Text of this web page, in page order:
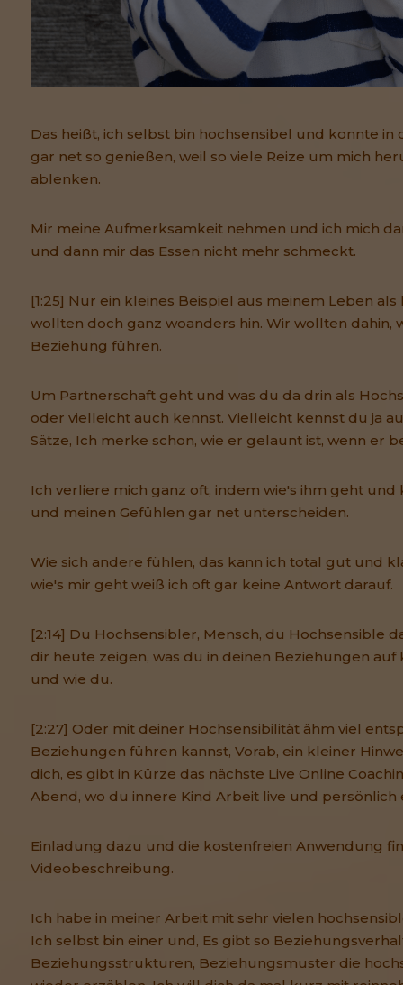
Das heißt, ich selbst bin hochsensibel und konnte in
gar net so genießen, weil so viele Reize um mich
ablenken.
Mir meine Aufmerksamkeit nehmen und ich mich
und dann mir das Essen nicht mehr schmeckt.
[1:25] Nur ein kleines Beispiel aus meinem Leben
wollten doch ganz woanders hin. Wir wollten dahin,
Beziehung führen.
Um Partnerschaft geht und was du da drin als
oder vielleicht auch kennst. Vielleicht kennst du ja
Sätze, Ich merke schon, wie er gelaunt ist, wenn er
Ich verliere mich ganz oft, indem wie's ihm geht und
und meinen Gefühlen gar net unterscheiden.
Wie sich andere fühlen, das kann ich total gut und
wie's mir geht weiß ich oft gar keine Antwort darauf.
[2:14] Du Hochsensibler, Mensch, du Hochsensible
dir heute zeigen, was du in deinen Beziehungen
und wie du.
[2:27] Oder mit deiner Hochsensibilität ähm viel
Beziehungen führen kannst, Vorab, ein kleiner
dich, es gibt in Kürze das nächste Live Online
Abend, wo du innere Kind Arbeit live und persönlich
Einladung dazu und die kostenfreien Anwendung
Videobeschreibung.
Ich habe in meiner Arbeit mit sehr vielen
Ich selbst bin einer und, Es gibt so
Beziehungsstrukturen, Beziehungsmuster die